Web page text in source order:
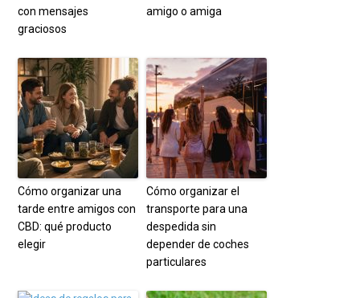
con mensajes
graciosos
amigo o amiga
Cómo organizar una
tarde entre amigos con
CBD: qué producto
elegir
Cómo organizar el
transporte para una
despedida sin
depender de coches
particulares